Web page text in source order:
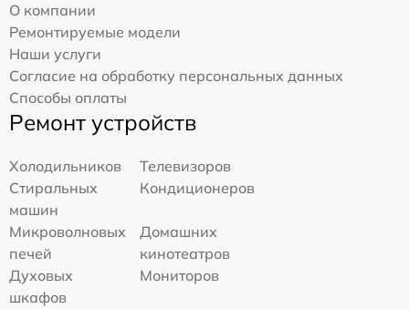
О компании
Ремонтируемые модели
Наши услуги
Согласие на обработку персональных данных
Способы оплаты
Ремонт устройств
Холодильников
Телевизоров
Стиральных
машин
Кондиционеров
Микроволновых
печей
Домашних
кинотеатров
Духовых
шкафов
Мониторов